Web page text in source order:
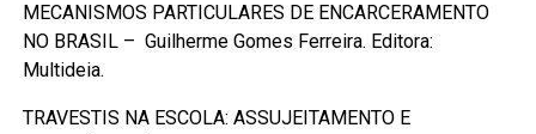
MECANISMOS PARTICULARES DE ENCARCERAMENTO
NO BRASIL – Guilherme Gomes Ferreira. Editora:
Multideia.
TRAVESTIS NA ESCOLA: ASSUJEITAMENTO E